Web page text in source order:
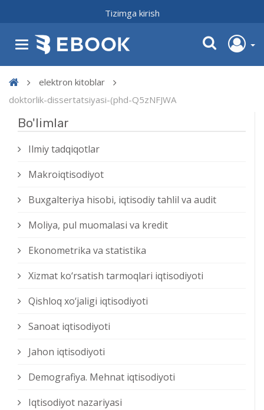
Tizimga kirish
elektron kitoblar
doktorlik-dissertatsiyasi-(phd-Q5zNFJWA
Bo'limlar
Ilmiy tadqiqotlar
Makroiqtisodiyot
Buxgalteriya hisobi, iqtisodiy tahlil va audit
Moliya, pul muomalasi va kredit
Ekonometrika va statistika
Xizmat kо‘rsatish tarmoqlari iqtisodiyoti
Qishloq xо‘jaligi iqtisodiyoti
Sanoat iqtisodiyoti
Jahon iqtisodiyoti
Demografiya. Mehnat iqtisodiyoti
Iqtisodiyot nazariyasi